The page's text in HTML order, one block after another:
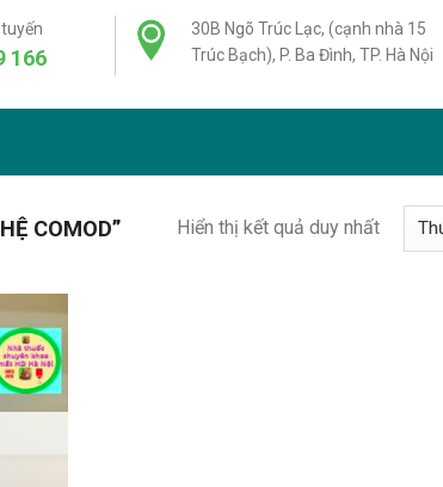
166
30B Ngõ Trúc Lạc, (cạnh nhà 15
Trúc Bạch), P. Ba Đình, TP. Hà Nội
COMOD” Hiển thị kết quả duy nhất